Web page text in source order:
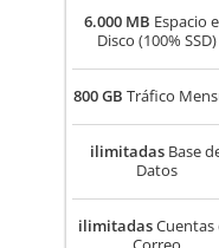
6.000 MB Espacio
Disco (100% SSD)
800 GB Tráfico
ilimitadas Base
Datos
ilimitadasCuentas